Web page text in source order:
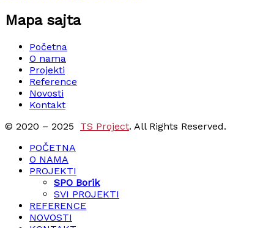
Mapa sajta
Početna
O nama
Projekti
Reference
Novosti
Kontakt
© 2020 – 2025 TS Project. All Rights Reserved.
POČETNA
O NAMA
PROJEKTI
SPO Borik
SVI PROJEKTI
REFERENCE
NOVOSTI